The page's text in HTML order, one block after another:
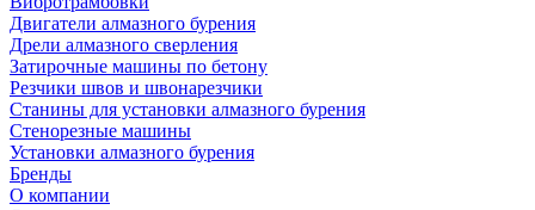
Двигатели алмазного бурения
Дрели алмазного сверления
Затирочные машины по бетону
Резчики швов и швонарезчики
Станины для установки алмазного бурения
Стенорезные машины
Установки алмазного бурения
Бренды
О компании